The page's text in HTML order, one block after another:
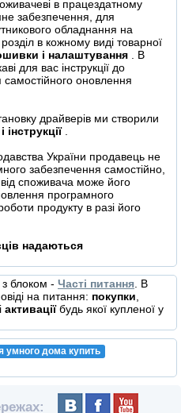
в працездатному
забезпечення, для
обладнання на
в кожному виді товарної
і налаштування . В
для вас інструкції до
оновлення
драйверів ми створили
.
України продавець не
забезпечення самостійно,
споживача може його
програмного
продукту в разі його
надаються
блоком - Часті питання . В
на питання: покупки
і активаціїбудь якої купленої у
умного дома купить